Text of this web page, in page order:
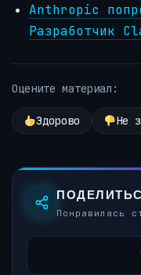
Anthropic
Разработчик
Оцените материал:
Здорово Не
Понравилась